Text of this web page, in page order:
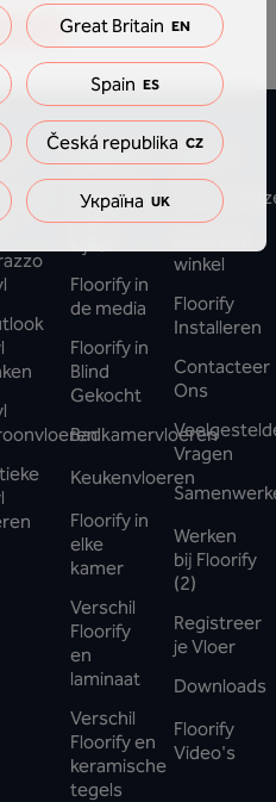
je in
Inspiratie
Projecten
in de
Floorify in
de media
Floorify in
Blind
Gekocht
Badkamervloeren
Keukenvloeren
Floorify in
elke
kamer
Verschil
Floorify
en
laminaat
Verschil
Floorify en
keramische
tegels
Support
winkel
Floorify
Installeren
Contacteer
Ons
Vragen
Werken
bij Floorify
(2)
Registreer
je Vloer
Downloads
Floorify
Video's
Great Britain EN
Spain ES
Česká republika CZ
Україна UK